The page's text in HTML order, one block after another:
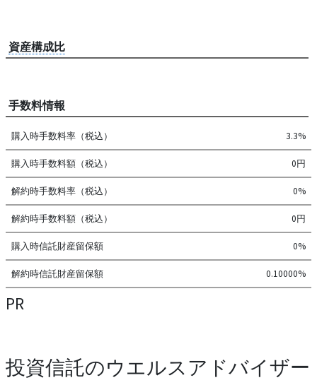
資産構成比
手数料情報
購入時手数料率（税込） 3.3%
購入時手数料額（税込） 0円
解約時手数料率（税込） 0%
解約時手数料額（税込） 0円
購入時信託財産留保額 0%
解約時信託財産留保額 0.10000%
PR
投資信託のウエルスアドバイザー